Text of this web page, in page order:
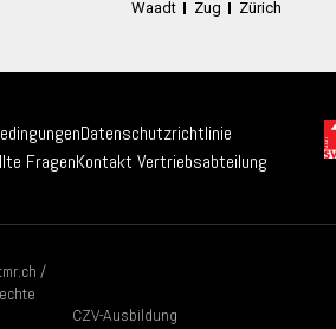
Waadt Zug Zürich
Datenschutzrichtlinie
FragenKontakt Vertriebsabteilung
/
CZV-Ausbildung